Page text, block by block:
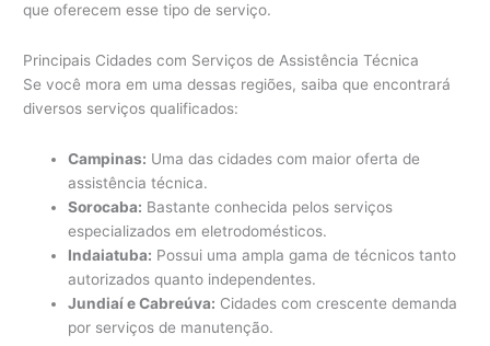
que oferecem esse tipo de serviço.
Principais Cidades com Serviços de Assistência Técnica
Se você mora em uma dessas regiões, saiba que encontrará
diversos serviços qualificados:
Campinas: Uma das cidades com maior oferta de
assistência técnica.
Sorocaba: Bastante conhecida pelos serviços
especializados em eletrodomésticos.
Indaiatuba: Possui uma ampla gama de técnicos tanto
autorizados quanto independentes.
Jundiaí e Cabreúva: Cidades com crescente demanda
por serviços de manutenção.